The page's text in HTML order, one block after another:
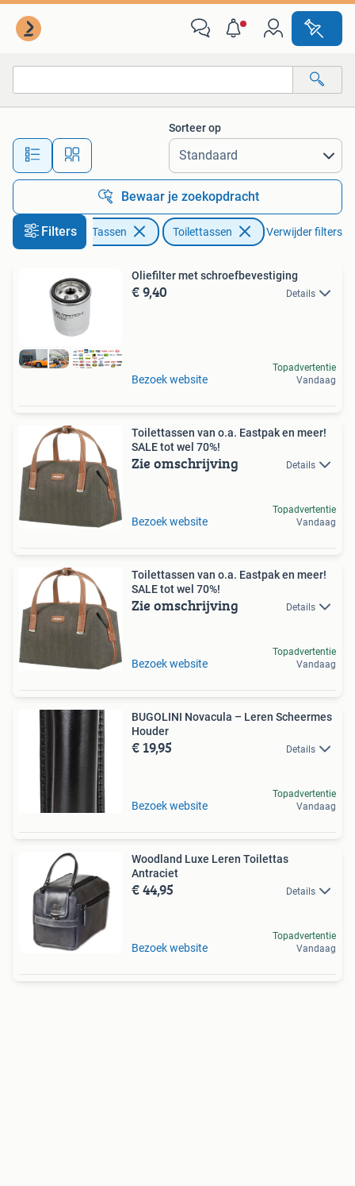
Alle afstanden…
Sorteer op
Bewaar je zoekopdracht
Filters
Sieraden en Tassen Toilettassen Verwijder filters
Oliefilter met schroefbevestiging
€ 9,40 Details
Bezoek website
Topadvertentie
Vandaag
Toilettassen van o.a. Eastpak en meer!
SALE tot wel 70%!
Zie omschrijving Details
Bezoek website
Topadvertentie
Vandaag
Toilettassen van o.a. Eastpak en meer!
SALE tot wel 70%!
Zie omschrijving Details
Bezoek website
Topadvertentie
Vandaag
BUGOLINI Novacula – Leren Scheermes
Houder
€ 19,95 Details
Bezoek website
Topadvertentie
Vandaag
Woodland Luxe Leren Toilettas
Antraciet
€ 44,95 Details
Bezoek website
Topadvertentie
Vandaag